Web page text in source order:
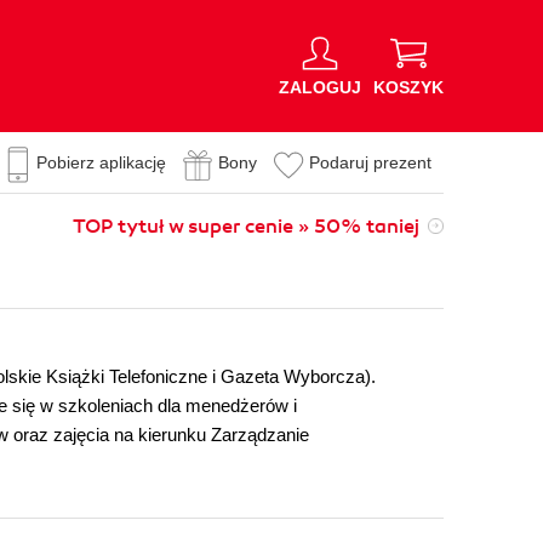
ZALOGUJ KOSZYK
Pobierz aplikację Bony Podaruj prezent
TOP tytuł w super cenie » 50% taniej
Książki Telefoniczne i Gazeta Wyborcza).
się w szkoleniach dla menedżerów i
oraz zajęcia na kierunku Zarządzanie